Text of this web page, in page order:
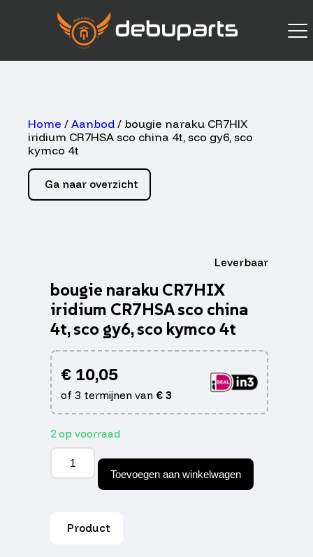
Home / Aanbod / bougie naraku CR7HIX
iridium CR7HSA sco china 4t, sco gy6, sco
kymco 4t
Ga naar overzicht
Leverbaar
bougie naraku CR7HIX
iridium CR7HSA sco china
4t, sco gy6, sco kymco 4t
€10,05
of 3 termijnen van €3
2 op voorraad
bougie
naraku
CR7HIX
china
Toevoegen aan winkelwagen
Product